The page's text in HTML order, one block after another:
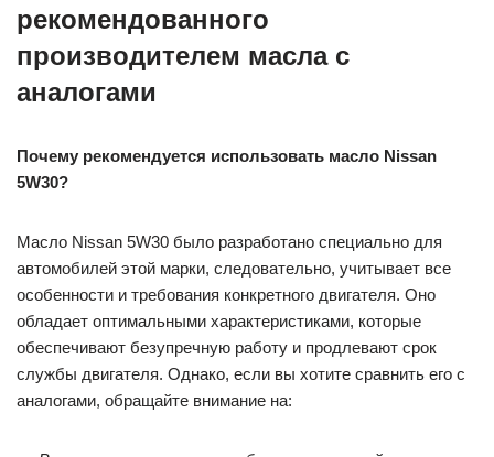
рекомендованного
производителем масла с
аналогами
Почему рекомендуется использовать масло Nissan
5W30?
Масло Nissan 5W30 было разработано специально для
автомобилей этой марки, следовательно, учитывает все
особенности и требования конкретного двигателя. Оно
обладает оптимальными характеристиками, которые
обеспечивают безупречную работу и продлевают срок
службы двигателя. Однако, если вы хотите сравнить его с
аналогами, обращайте внимание на: